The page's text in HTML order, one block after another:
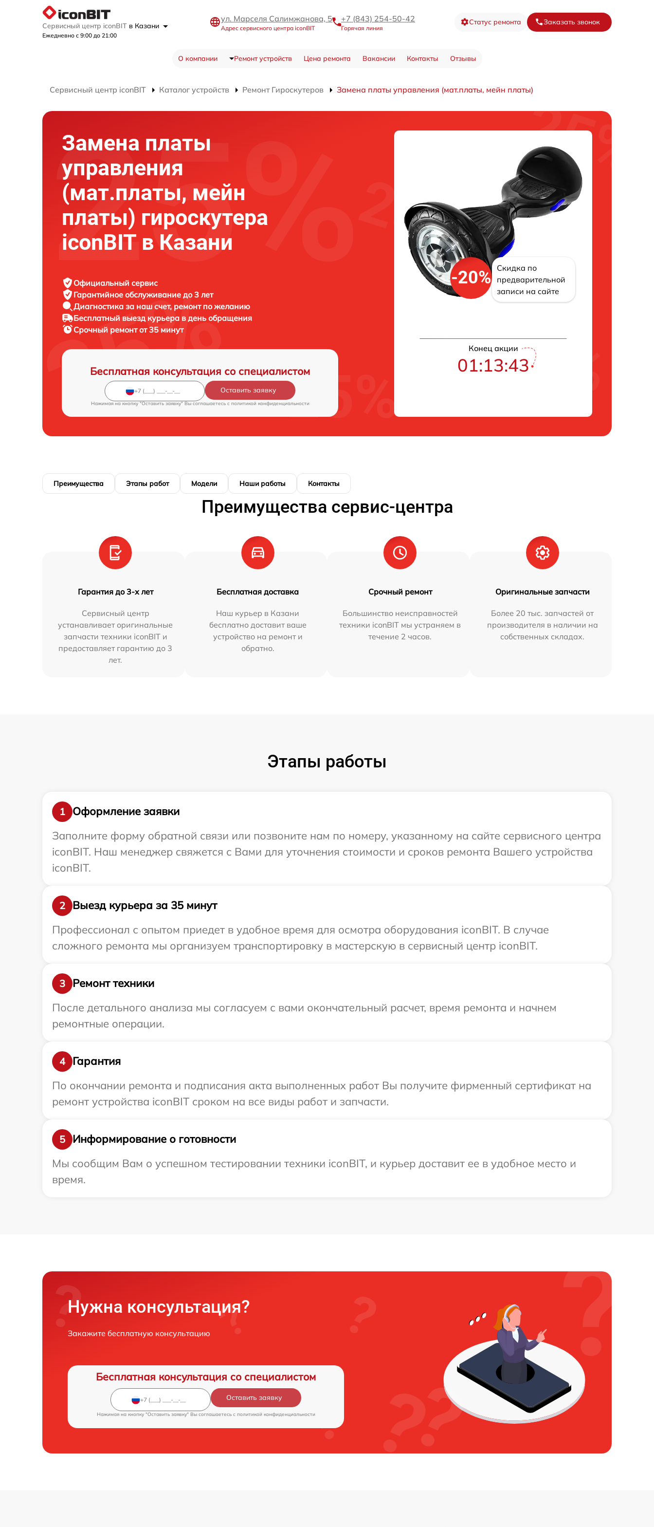
Сервисный центр iconBIT в Казани
Ежедневно с 9:00 до 21:00
ул. Марселя Салимжанова, 5
Адрес сервисного центра iconBIT
+7 (843) 254-50-42
Горячая линия
Статус ремонта Заказать звонок
О компании Ремонт устройств Цена ремонта Вакансии Контакты Отзывы
Сервисный центр iconBIT Каталог устройств Ремонт Гироскутеров Замена платы управления (мат.платы, мейн платы)
Замена платы
управления
(мат.платы, мейн
платы) гироскутера
iconBIT в Казани
Официальный сервис
Гарантийное обслуживание до 3 лет
Диагностика за наш счет, ремонт по желанию
Бесплатный выезд курьера в день обращения
Срочный ремонтот 35 минут
Бесплатная консультация со специалистом
Оставить заявку
Нажимая на кнопку "Оставить заявку" Вы соглашаетесь c политикой конфиденциальности
-20%
Скидка по
предварительной
записи на сайте
Конец акции
01:13:42
Преимущества Этапы работ Модели Наши работы Контакты
Преимущества сервис-центра
Гарантия до 3-х лет
Сервисный центр
устанавливает оригинальные
запчасти техники iconBIT и
предоставляет гарантию до 3
лет.
Бесплатная доставка
Наш курьер в Казани
бесплатно доставит ваше
устройство на ремонт и
обратно.
Срочный ремонт
Большинство неисправностей
техники iconBIT мы устраняем в
течение 2 часов.
Оригинальные запчасти
Более 20 тыс. запчастей от
производителя в наличии на
собственных складах.
Этапы работы
1
Оформление заявки
Заполните форму обратной связи или позвоните нам по номеру, указанному на сайте сервисного центра
iconBIT. Наш менеджер свяжется с Вами для уточнения стоимости и сроков ремонта Вашего устройства
iconBIT.
2
Выезд курьера за 35 минут
Профессионал с опытом приедет в удобное время для осмотра оборудования iconBIT. В случае
сложного ремонта мы организуем транспортировку в мастерскую в сервисный центр iconBIT.
3
Ремонт техники
После детального анализа мы согласуем с вами окончательный расчет, время ремонта и начнем
ремонтные операции.
4
Гарантия
По окончании ремонта и подписания акта выполненных работ Вы получите фирменный сертификат на
ремонт устройства iconBIT сроком на все виды работ и запчасти.
5
Информирование о готовности
Мы сообщим Вам о успешном тестировании техники iconBIT, и курьер доставит ее в удобное место и
время.
Нужна консультация?
Закажите бесплатную консультацию
Бесплатная консультация со специалистом
Оставить заявку
Нажимая на кнопку "Оставить заявку" Вы соглашаетесь c политикой конфиденциальности